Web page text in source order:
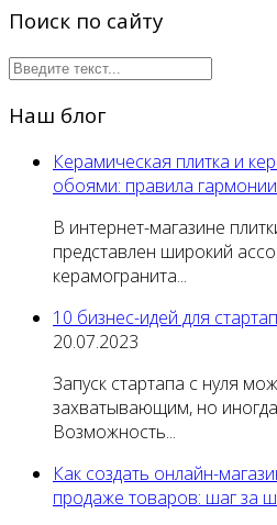
Поиск по сайту
Наш блог
Керамическая плитка и
обоями: правила гармонии
В интернет-магазине
представлен широкий
керамогранита...
10 бизнес-идей для
20.07.2023
Запуск стартапа с нуля
захватывающим, но
Возможность...
Как создать онлайн-
продаже товаров: шаг за